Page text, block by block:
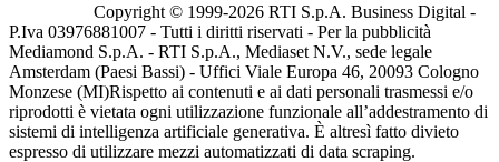
Copyright © 1999-2026 RTI S.p.A. Business Digital -
P.Iva 03976881007 - Tutti i diritti riservati - Per la pubblicità
Mediamond S.p.A. - RTI S.p.A., Mediaset N.V., sede legale
Amsterdam (Paesi Bassi) - Uffici Viale Europa 46, 20093 Cologno
Monzese (MI)Rispetto ai contenuti e ai dati personali trasmessi e/o
riprodotti è vietata ogni utilizzazione funzionale all’addestramento di
sistemi di intelligenza artificiale generativa. È altresì fatto divieto
espresso di utilizzare mezzi automatizzati di data scraping.